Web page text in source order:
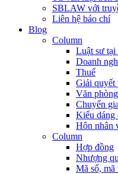
SBLAW với
Liên hệ báo chí
Blog
Column
Luật sư
Doanh
Thuế
Giải quyết
Văn
Chuyển
Kiểu dáng
Hôn nhân
Column
Hợp đồng
Nhượng
Mã số, mã